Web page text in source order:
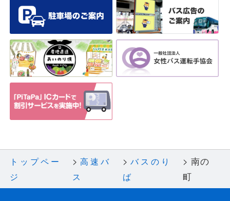
トップペー
ジ
高速バ
ス
バスのり
ば
南の
町